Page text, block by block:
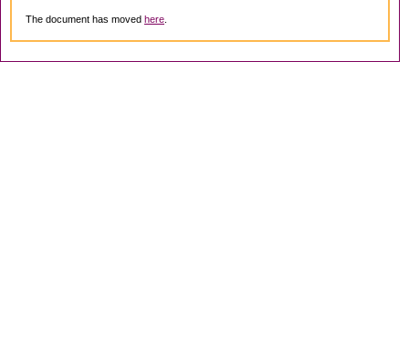
The document has moved here